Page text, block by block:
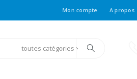
Mon compte A propos
toutes catégories